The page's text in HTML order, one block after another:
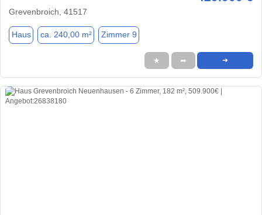
Grevenbroich, 41517
Haus ca. 240,00 m² Zimmer 9
★ ➦ ➜